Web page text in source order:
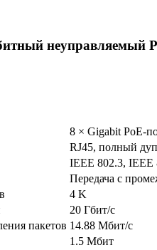
неуправляемый
8 × Gigabit PoE-
RJ45, полный
IEEE 802.3, IEEE
Передача с
4 K
20 Гбит/с
пакетов 14.88 Мбит/с
1.5 Мбит